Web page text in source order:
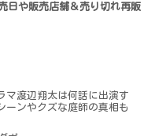
日や販売店舗＆売り切れ再販
マ渡辺翔太は何話に出演す
ーンやクズな庭師の真相も